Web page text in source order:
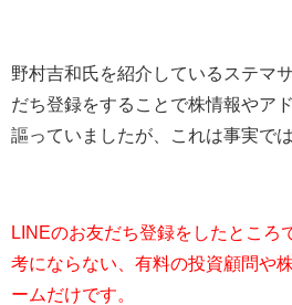
野村吉和氏を紹介しているステマ
だち登録をすることで株情報やア
謳っていましたが、これは事実で
LINEのお友だち登録をしたところ
考にならない、有料の投資顧問や
ームだけです。